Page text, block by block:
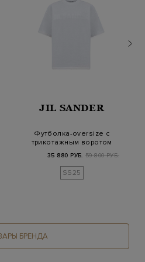
JIL SANDER
Футболка-oversize с
трикотажным воротом
и принтом в то…
35 880 РУБ. 59 800 РУБ.
SS25
БРЕНДА